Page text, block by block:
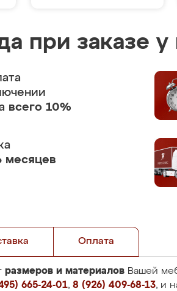
при заказе у
всего 10%
месяцев
Оплата
размеров и материалов Вашей
665-24-01, 8 (926) 409-68-13, и